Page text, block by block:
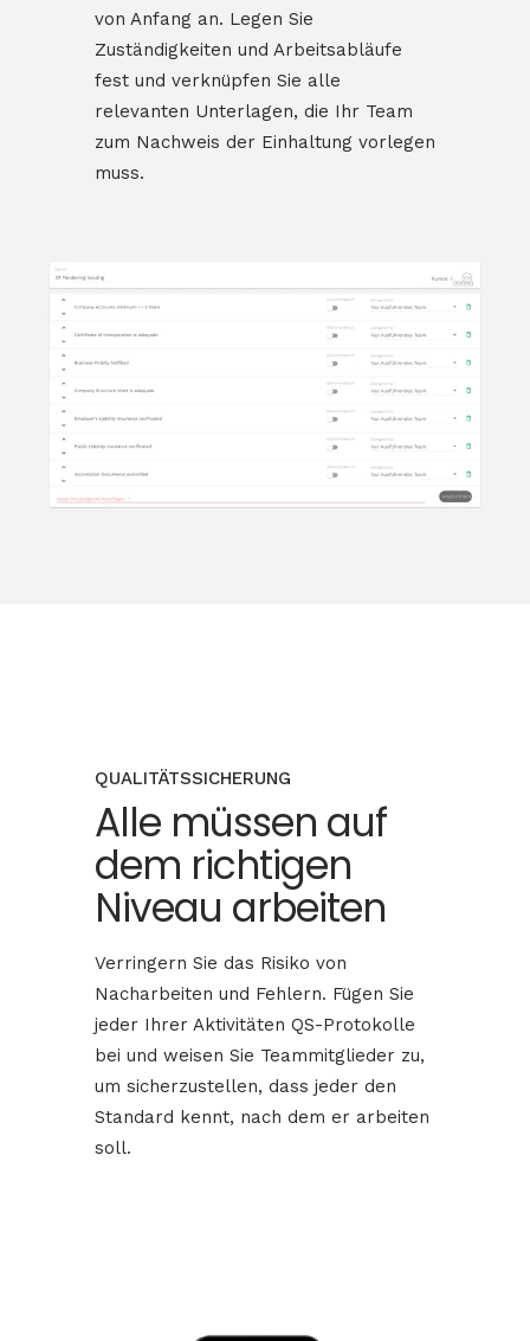
von Anfang an. Legen Sie
Zuständigkeiten und Arbeitsabläufe
fest und verknüpfen Sie alle
relevanten Unterlagen, die Ihr Team
zum Nachweis der Einhaltung vorlegen
muss.
QUALITÄTSSICHERUNG
Alle müssen auf
dem richtigen
Niveau arbeiten
Verringern Sie das Risiko von
Nacharbeiten und Fehlern. Fügen Sie
jeder Ihrer Aktivitäten QS-Protokolle
bei und weisen Sie Teammitglieder zu,
um sicherzustellen, dass jeder den
Standard kennt, nach dem er arbeiten
soll.